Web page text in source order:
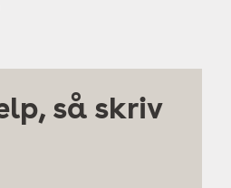
så skriv